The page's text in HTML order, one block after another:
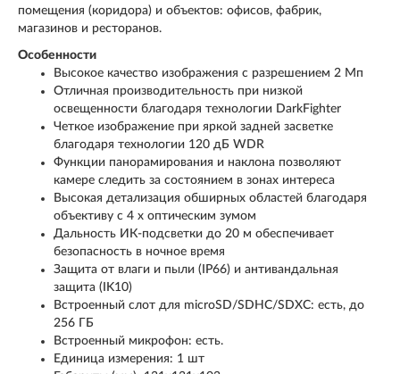
помещения (коридора) и объектов: офисов, фабрик,
магазинов и ресторанов.
Особенности
Высокое качество изображения с разрешением 2 Мп
Отличная производительность при низкой
освещенности благодаря технологии DarkFighter
Четкое изображение при яркой задней засветке
благодаря технологии 120 дБ WDR
Функции панорамирования и наклона позволяют
камере следить за состоянием в зонах интереса
Высокая детализация обширных областей благодаря
объективу с 4 x оптическим зумом
Дальность ИК-подсветки до 20 м обеспечивает
безопасность в ночное время
Защита от влаги и пыли (IP66) и антивандальная
защита (IK10)
Встроенный слот для microSD/SDHC/SDXC: есть, до
256 ГБ
Встроенный микрофон: есть.
Единица измерения: 1 шт